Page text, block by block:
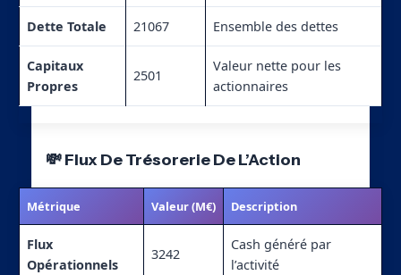
Dette Totale 21067 Ensemble des dettes
Capitaux
Propres
2501
Valeur nette pour les
actionnaires
💸 Flux De Trésorerie De L’Action
Métrique Valeur (M€) Description
Flux
Opérationnels
3242
Cash généré par
l’activité